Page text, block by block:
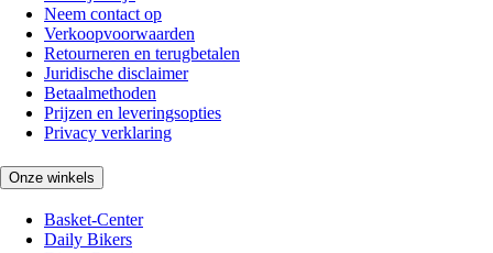
Neem contact op
Verkoopvoorwaarden
Retourneren en terugbetalen
Juridische disclaimer
Betaalmethoden
Prijzen en leveringsopties
Privacy verklaring
Onze winkels
Basket-Center
Daily Bikers